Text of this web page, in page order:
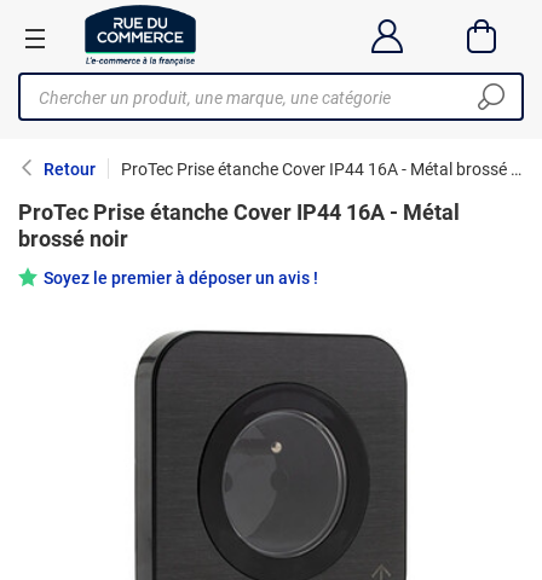
Retour ProTec Prise étanche Cover IP44 16A - Métal brossé noir
ProTec Prise étanche Cover IP44 16A - Métal
brossé noir
Soyez le premier à déposer un avis !